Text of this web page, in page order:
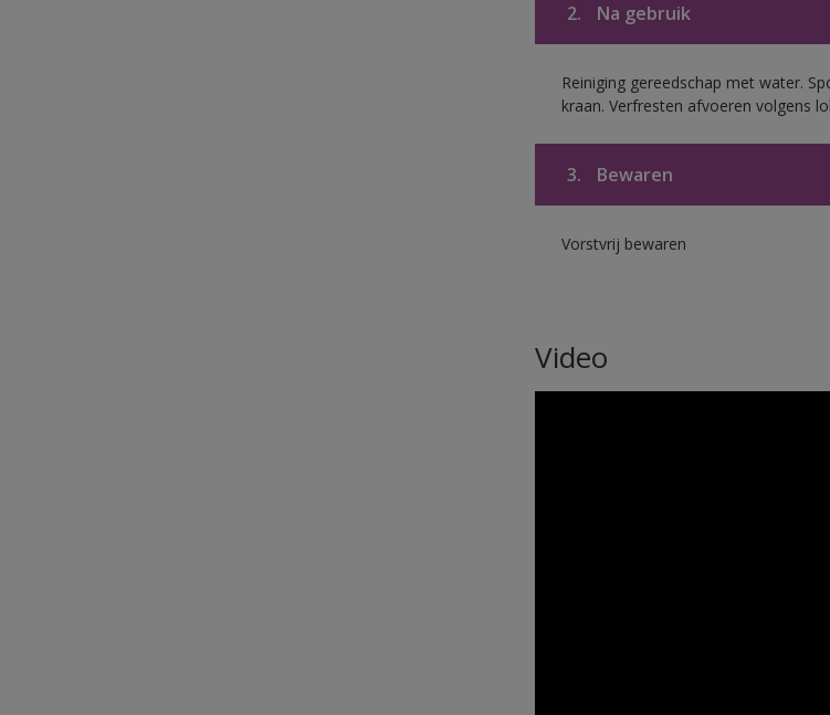
2. Na gebruik
Reiniging gereedschap met water.
kraan. Verfresten afvoeren volgens
3. Bewaren
Vorstvrij bewaren
Video